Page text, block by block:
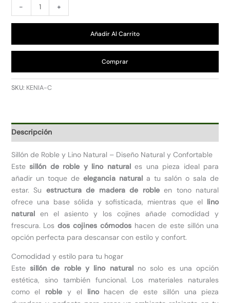
-
DE
LINO
76x93x72
cantidad
+
Añadir Al Carrito
Comprar
SKU: KENIA-C
Descripción
Sillón de Roble y Lino Natural – Diseño Natural y Confortable
Estesillón de roble y lino naturales una pieza ideal para
añadir un toque de elegancia naturala tu salón o sala de
estar. Su estructura de madera de robleen tono natural
ofrece una base sólida y sofisticada, mientras que el lino
naturalen el asiento y los cojines añade comodidad y
frescura. Losdos cojines cómodos hacen de este sillón una
opción perfecta para descansar con estilo y confort.
Comodidad y estilo para tu hogar
Este sillón de roble y lino naturalno solo es una opción
estética, sino también funcional. Los materiales naturales
como el roble y el linohacen de este sillón una pieza